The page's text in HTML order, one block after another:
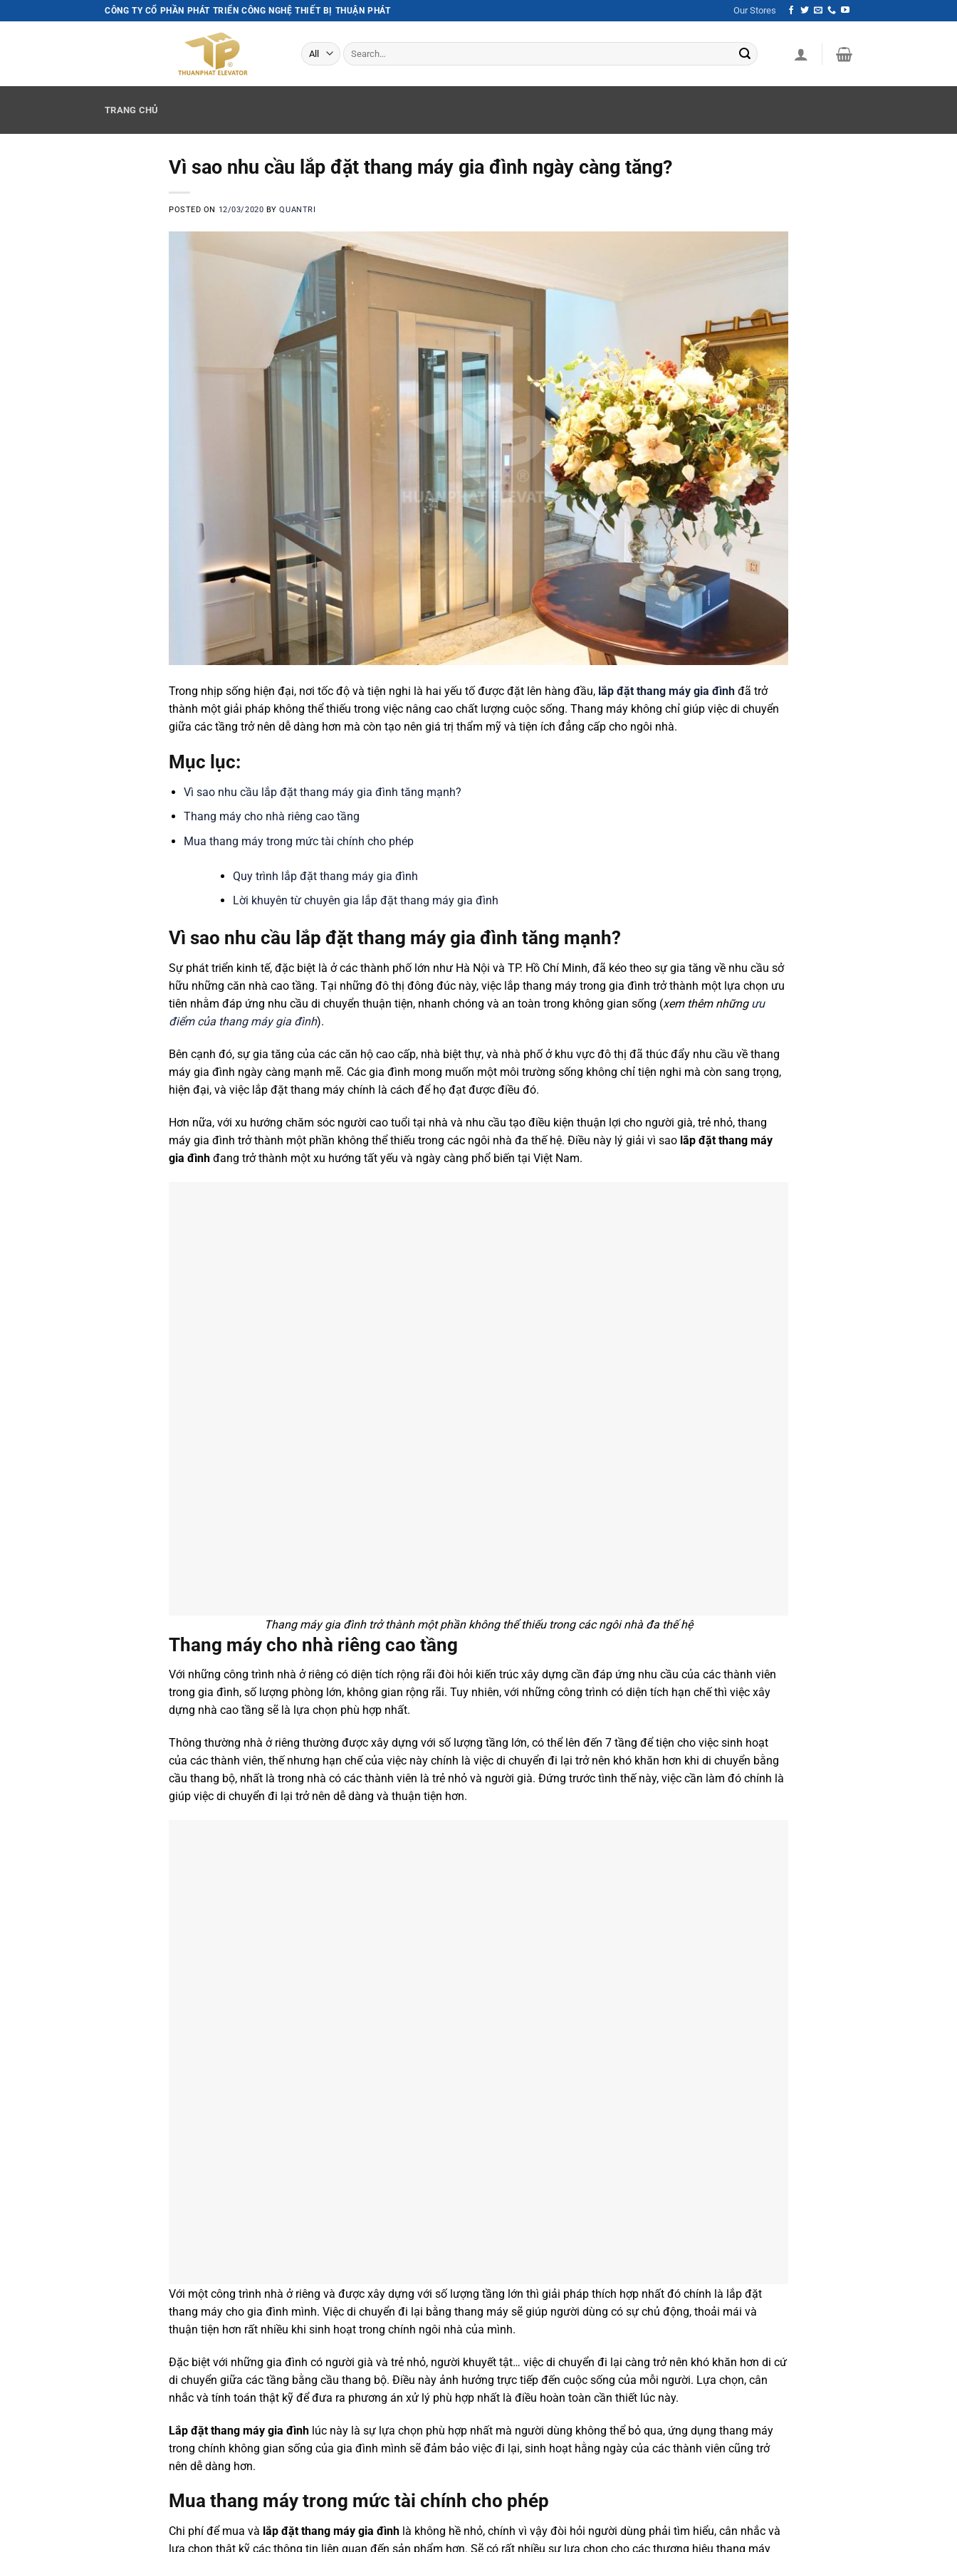
to
CÔNG TY CỔ PHẦN PHÁT TRIỂN CÔNG NGHỆ THIẾT BỊ THUẬN PHÁT Our Stores
Search
for:
TRANG CHỦ
Vì sao nhu cầu lắp đặt thang máy gia đình ngày càng tăng?
POSTED ON 12/03/2020 BYQUANTRI
Trong nhịp sống hiện đại, nơi tốc độ và tiện nghi là hai yếu tố được đặt lên hàng đầu, lắp đặt thang máy gia đình đã trở
thành một giải pháp không thể thiếu trong việc nâng cao chất lượng cuộc sống. Thang máy không chỉ giúp việc di chuyển
giữa các tầng trở nên dễ dàng hơn mà còn tạo nên giá trị thẩm mỹ và tiện ích đẳng cấp cho ngôi nhà.
Mục lục:
Vì sao nhu cầu lắp đặt thang máy gia đình tăng mạnh?
Thang máy cho nhà riêng cao tầng
Mua thang máy trong mức tài chính cho phép
Quy trình lắp đặt thang máy gia đình
Lời khuyên từ chuyên gia lắp đặt thang máy gia đình
Vì sao nhu cầu lắp đặt thang máy gia đình tăng mạnh?
Sự phát triển kinh tế, đặc biệt là ở các thành phố lớn như Hà Nội và TP. Hồ Chí Minh, đã kéo theo sự gia tăng về nhu cầu sở
hữu những căn nhà cao tầng. Tại những đô thị đông đúc này, việc lắp thang máy trong gia đình trở thành một lựa chọn ưu
tiên nhằm đáp ứng nhu cầu di chuyển thuận tiện, nhanh chóng và an toàn trong không gian sống (xem thêm những ưu
điểm của thang máy gia đình).
Bên cạnh đó, sự gia tăng của các căn hộ cao cấp, nhà biệt thự, và nhà phố ở khu vực đô thị đã thúc đẩy nhu cầu về thang
máy gia đình ngày càng mạnh mẽ. Các gia đình mong muốn một môi trường sống không chỉ tiện nghi mà còn sang trọng,
hiện đại, và việc lắp đặt thang máy chính là cách để họ đạt được điều đó.
Hơn nữa, với xu hướng chăm sóc người cao tuổi tại nhà và nhu cầu tạo điều kiện thuận lợi cho người già, trẻ nhỏ, thang
máy gia đình trở thành một phần không thể thiếu trong các ngôi nhà đa thế hệ. Điều này lý giải vì sao lắp đặt thang máy
gia đình đang trở thành một xu hướng tất yếu và ngày càng phổ biến tại Việt Nam.
Thang máy gia đình trở thành một phần không thể thiếu trong các ngôi nhà đa thế hệ
Thang máy cho nhà riêng cao tầng
Với những công trình nhà ở riêng có diện tích rộng rãi đòi hỏi kiến trúc xây dựng cần đáp ứng nhu cầu của các thành viên
trong gia đình, số lượng phòng lớn, không gian rộng rãi. Tuy nhiên, với những công trình có diện tích hạn chế thì việc xây
dựng nhà cao tầng sẽ là lựa chọn phù hợp nhất.
Thông thường nhà ở riêng thường được xây dựng với số lượng tầng lớn, có thể lên đến 7 tầng để tiện cho việc sinh hoạt
của các thành viên, thế nhưng hạn chế của việc này chính là việc di chuyển đi lại trở nên khó khăn hơn khi di chuyển bằng
cầu thang bộ, nhất là trong nhà có các thành viên là trẻ nhỏ và người già. Đứng trước tình thế này, việc cần làm đó chính là
giúp việc di chuyển đi lại trở nên dễ dàng và thuận tiện hơn.
Với một công trình nhà ở riêng và được xây dựng với số lượng tầng lớn thì giải pháp thích hợp nhất đó chính là lắp đặt
thang máy cho gia đình mình. Việc di chuyển đi lại bằng thang máy sẽ giúp người dùng có sự chủ động, thoải mái và
thuận tiện hơn rất nhiều khi sinh hoạt trong chính ngôi nhà của mình.
Đặc biệt với những gia đình có người già và trẻ nhỏ, người khuyết tật… việc di chuyển đi lại càng trở nên khó khăn hơn di cứ
di chuyển giữa các tầng bằng cầu thang bộ. Điều này ảnh hưởng trực tiếp đến cuộc sống của mỗi người. Lựa chọn, cân
nhắc và tính toán thật kỹ để đưa ra phương án xử lý phù hợp nhất là điều hoàn toàn cần thiết lúc này.
Lắp đặt thang máy gia đình lúc này là sự lựa chọn phù hợp nhất mà người dùng không thể bỏ qua, ứng dụng thang máy
trong chính không gian sống của gia đình mình sẽ đảm bảo việc đi lại, sinh hoạt hằng ngày của các thành viên cũng trở
nên dễ dàng hơn.
Mua thang máy trong mức tài chính cho phép
Chi phí để mua và lắp đặt thang máy gia đình là không hề nhỏ, chính vì vậy đòi hỏi người dùng phải tìm hiểu, cân nhắc và
lựa chọn thật kỹ các thông tin liên quan đến sản phẩm hơn. Sẽ có rất nhiều sự lựa chọn cho các thương hiệu thang máy